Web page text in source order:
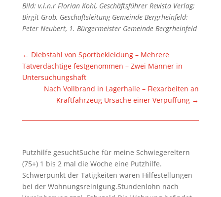
Bild: v.l.n.r Florian Kohl, Geschäftsführer Revista Verlag;
Birgit Grob, Geschäftsleitung Gemeinde Bergrheinfeld;
Peter Neubert, 1. Bürgermeister Gemeinde Bergrheinfeld
← Diebstahl von Sportbekleidung – Mehrere
Tatverdächtige festgenommen – Zwei Männer in
Untersuchungshaft
Nach Vollbrand in Lagerhalle – Flexarbeiten an
Kraftfahrzeug Ursache einer Verpuffung →
Putzhilfe gesuchtSuche für meine Schwiegereltern
(75+) 1 bis 2 mal die Woche eine Putzhilfe.
Schwerpunkt der Tätigkeiten wären Hilfestellungen
bei der Wohnungsreinigung.Stundenlohn nach